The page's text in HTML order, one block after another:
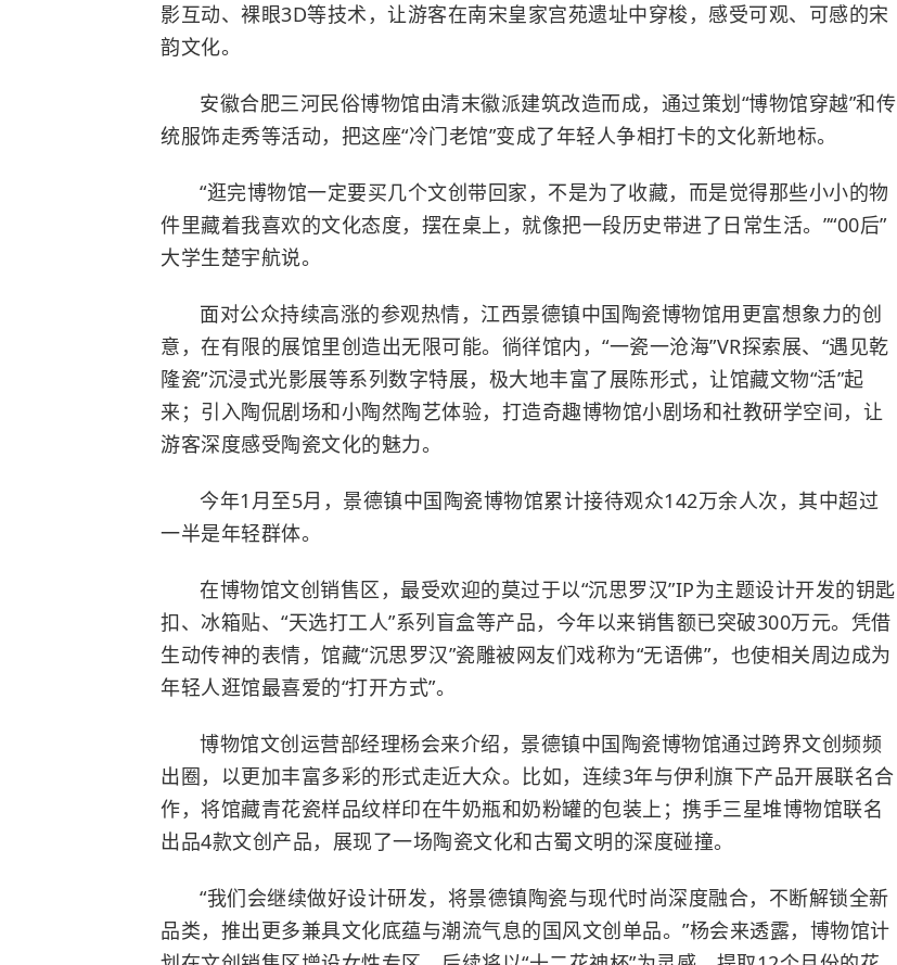
影互动、裸眼3D等技术，让游客在南宋皇家宫苑遗址中穿梭，感受可观、可感的宋
韵文化。
安徽合肥三河民俗博物馆由清末徽派建筑改造而成，通过策划“博物馆穿越”和传
统服饰走秀等活动，把这座“冷门老馆”变成了年轻人争相打卡的文化新地标。
“逛完博物馆一定要买几个文创带回家，不是为了收藏，而是觉得那些小小的物
件里藏着我喜欢的文化态度，摆在桌上，就像把一段历史带进了日常生活。”“00后”
大学生楚宇航说。
面对公众持续高涨的参观热情，江西景德镇中国陶瓷博物馆用更富想象力的创
意，在有限的展馆里创造出无限可能。徜徉馆内，“一瓷一沧海”VR探索展、“遇见乾
隆瓷”沉浸式光影展等系列数字特展，极大地丰富了展陈形式，让馆藏文物“活”起
来；引入陶侃剧场和小陶然陶艺体验，打造奇趣博物馆小剧场和社教研学空间，让
游客深度感受陶瓷文化的魅力。
今年1月至5月，景德镇中国陶瓷博物馆累计接待观众142万余人次，其中超过
一半是年轻群体。
在博物馆文创销售区，最受欢迎的莫过于以“沉思罗汉”IP为主题设计开发的钥匙
扣、冰箱贴、“天选打工人”系列盲盒等产品，今年以来销售额已突破300万元。凭借
生动传神的表情，馆藏“沉思罗汉”瓷雕被网友们戏称为“无语佛”，也使相关周边成为
年轻人逛馆最喜爱的“打开方式”。
博物馆文创运营部经理杨会来介绍，景德镇中国陶瓷博物馆通过跨界文创频频
出圈，以更加丰富多彩的形式走近大众。比如，连续3年与伊利旗下产品开展联名合
作，将馆藏青花瓷样品纹样印在牛奶瓶和奶粉罐的包装上；携手三星堆博物馆联名
出品4款文创产品，展现了一场陶瓷文化和古蜀文明的深度碰撞。
“我们会继续做好设计研发，将景德镇陶瓷与现代时尚深度融合，不断解锁全新
品类，推出更多兼具文化底蕴与潮流气息的国风文创单品。”杨会来透露，博物馆计